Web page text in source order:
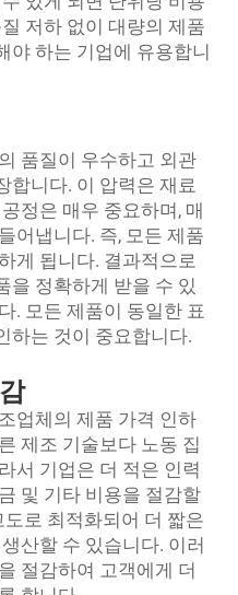
저하 없이 대량의 제품
야 하는 기업에 유용합니
품질이 우수하고 외관
합니다. 이 압력은 재료
공정은 매우 중요하며, 매
어냅니다. 즉, 모든 제품
게 됩니다. 결과적으로
을 정확하게 받을 수 있
. 모든 제품이 동일한 표
하는 것이 중요합니다.
업체의 제품 가격 인하
제조 기술보다 노동 집
서 기업은 더 적은 인력
및 기타 비용을 절감할
로 최적화되어 더 짧은
산할 수 있습니다. 이러
절감하여 고객에게 더